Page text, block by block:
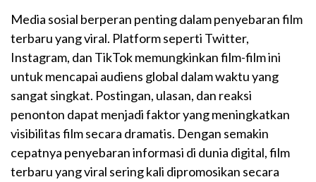
Media sosial berperan penting dalam penyebaran film
terbaru yang viral. Platform seperti Twitter,
Instagram, dan TikTok memungkinkan film-film ini
untuk mencapai audiens global dalam waktu yang
sangat singkat. Postingan, ulasan, dan reaksi
penonton dapat menjadi faktor yang meningkatkan
visibilitas film secara dramatis. Dengan semakin
cepatnya penyebaran informasi di dunia digital, film
terbaru yang viral sering kali dipromosikan secara